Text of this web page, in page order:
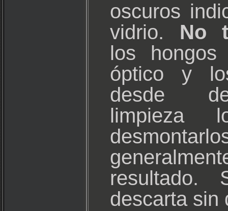
oscuros
vidrio. No
los
óptico y
desde
limpieza
resultado.
descarta sin